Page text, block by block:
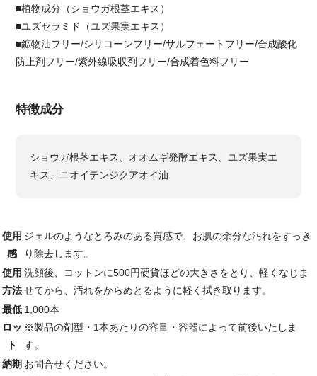
■植物成分（ショウガ根茎エキス）
■ユズセラミド（ユズ果実エキス）
■鉱物油フリー/シリコーンフリー/サルフェートフリー/合成酸化
防止剤フリー/紫外線吸収剤フリー/合成着色料フリー
特徴成分
ショウガ根茎エキス、オオムギ発酵エキス、ユズ果実エ
キス、ニオイテンジクアオイ油
使用
感
ジェルのようなとろみのある質感で、お肌の余分な汚れをすっき
り除去します。
使用
方法
洗顔後、コットンに500円硬貨ほどの大きさをとり、軽くなじま
せてから、汚れをからめとるように軽く拭き取ります。
最低
ロッ
ト
1,000本
※製品の剤型・1本あたりの容量・容器によって前後いたしま
す。
納期 お問合せください。